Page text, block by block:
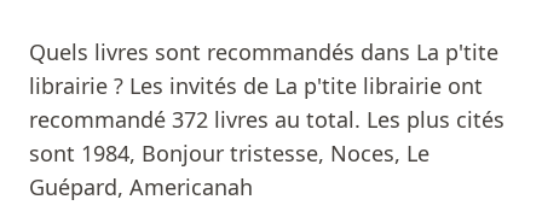
Quels livres sont recommandés dans La p'tite
librairie ? Les invités de La p'tite librairie ont
recommandé 372 livres au total. Les plus cités
sont 1984, Bonjour tristesse, Noces, Le
Guépard, Americanah
Livres
Livres les plus recommandés
Prix littéraires